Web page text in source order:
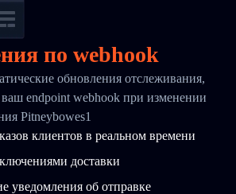
по webhook
обновления отслеживания,
endpoint webhook при изменении
Pitneybowes1
клиентов в реальном времени
доставки
уведомления об отправке